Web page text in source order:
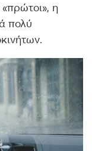
η
πολύ